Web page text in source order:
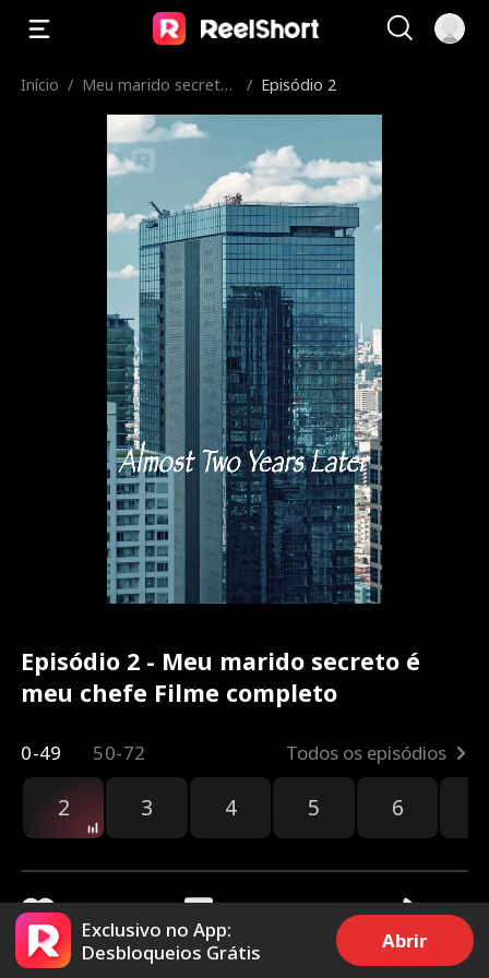
Início / Meu marido secreto
/ Episódio 2
Episódio 2 - Meu marido secreto é
meu chefe Filme completo
0-49 50-72 Todos os episódios
2 3 4 5 6
5.9k 172.8k Compartilhar
Exclusivo no App:
Desbloqueios Grátis
Abrir